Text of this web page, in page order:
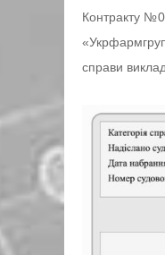
Контракту
справи